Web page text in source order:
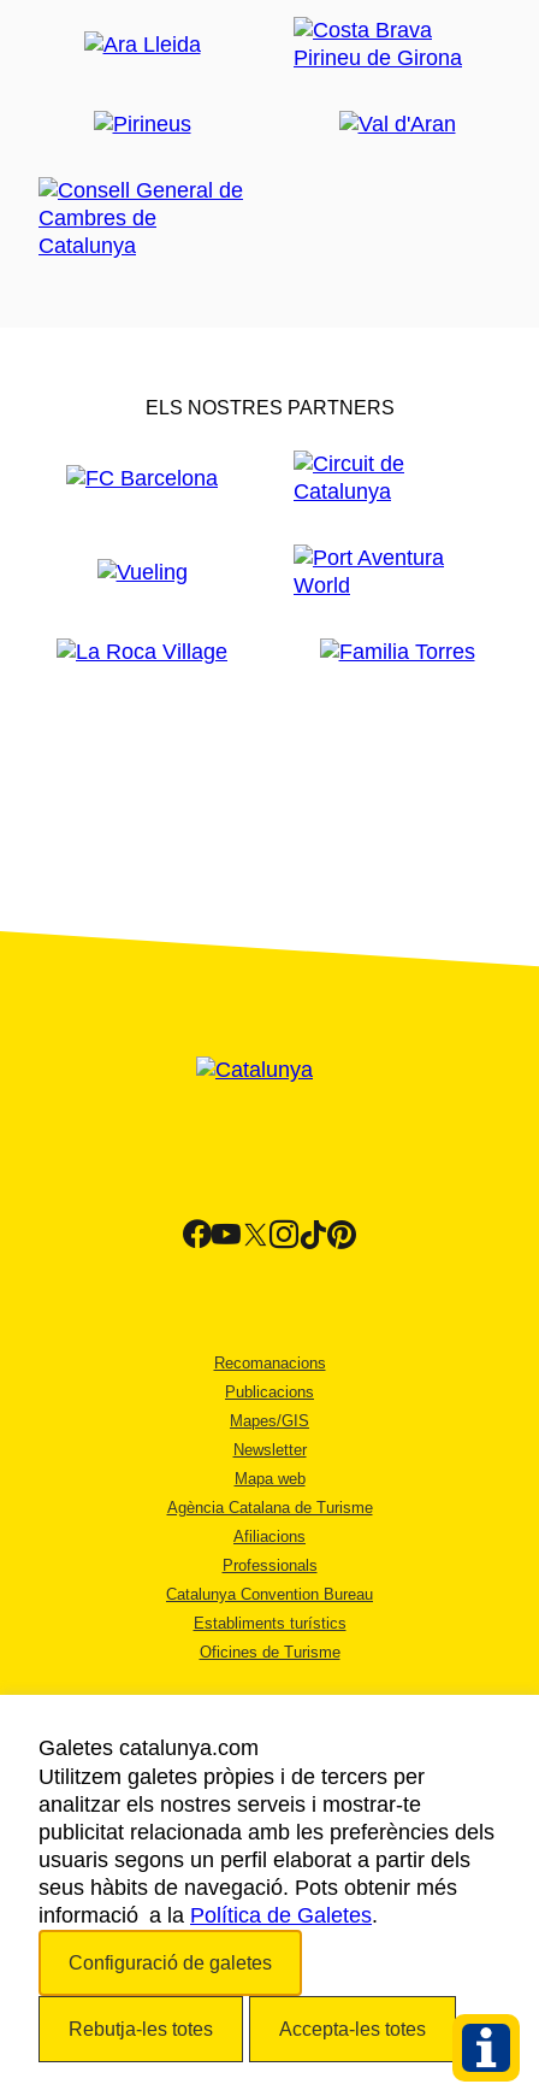
ELS NOSTRES PARTNERS
Recomanacions
Publicacions
Mapes/GIS
Newsletter
Mapa web
Agència Catalana de Turisme
Afiliacions
Professionals
Catalunya Convention Bureau
Establiments turístics
Oficines de Turisme
AVÍS LEGAL
POLÍTICA DE PRIVACITAT
COOKIES
ACCESSIBILITAT
Galetes catalunya.com
Utilitzem galetes pròpies i de tercers per
analitzar els nostres serveis i mostrar-te
publicitat relacionada amb les preferències dels
usuaris segons un perfil elaborat a partir dels
seus hàbits de navegació. Pots obtenir més
informació a la Política de Galetes.
Configuració de galetes
Rebutja-les totes Accepta-les totes